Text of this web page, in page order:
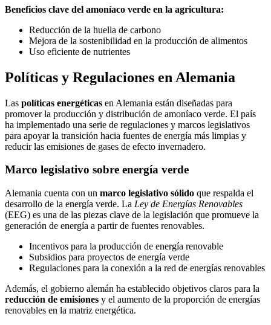
Beneficios clave del amoníaco verde en la agricultura:
Reducción de la huella de carbono
Mejora de la sostenibilidad en la producción de alimentos
Uso eficiente de nutrientes
Políticas y Regulaciones en Alemania
Las políticas energéticas en Alemania están diseñadas para
promover la producción y distribución de amoníaco verde. El país
ha implementado una serie de regulaciones y marcos legislativos
para apoyar la transición hacia fuentes de energía más limpias y
reducir las emisiones de gases de efecto invernadero.
Marco legislativo sobre energía verde
Alemania cuenta con un marco legislativo sólido que respalda el
desarrollo de la energía verde. La Ley de Energías Renovables
(EEG) es una de las piezas clave de la legislación que promueve la
generación de energía a partir de fuentes renovables.
Incentivos para la producción de energía renovable
Subsidios para proyectos de energía verde
Regulaciones para la conexión a la red de energías renovables
Además, el gobierno alemán ha establecido objetivos claros para la
reducción de emisiones y el aumento de la proporción de energías
renovables en la matriz energética.